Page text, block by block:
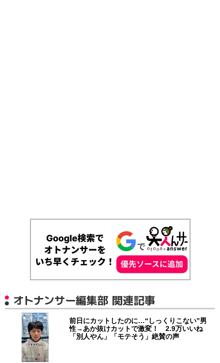
オトナンサー編集部 関連記事
前日にカットしたのに…“しっくりこない”男
性→あか抜けカットで激変！ 2.9万いいね
「別人やん」「モテそう」絶賛の声